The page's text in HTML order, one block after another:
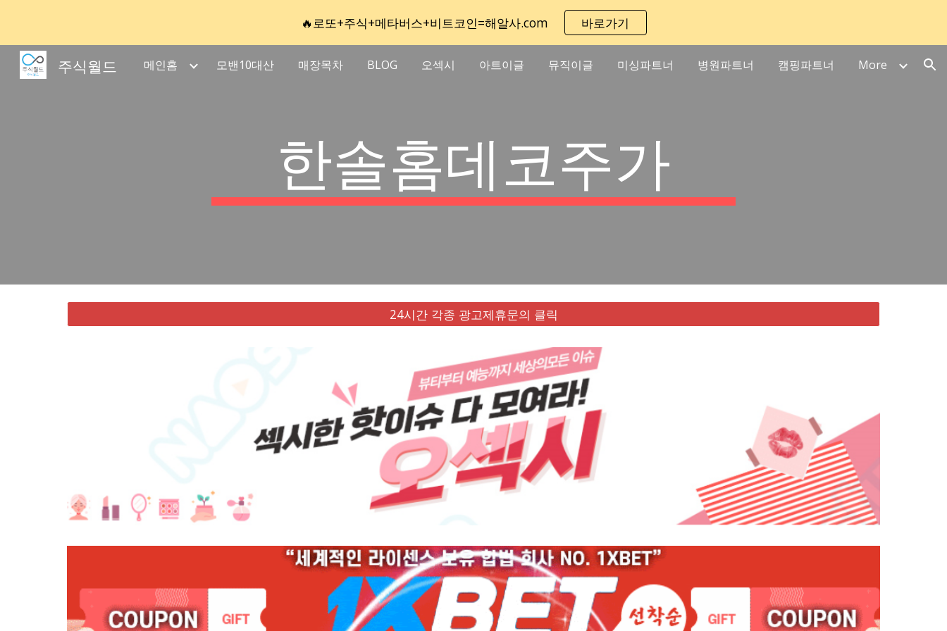
Skip to main content Skip to navigation
🔥로또+주식+메타버스+비트코인=해알사.com 바로가기
주식월드 메인홈 모밴10대산 매장목차 BLOG 오섹시 아트이글 뮤직이글 미싱파트너 병원파트너 캠핑파트너 More
한솔홈데코주가
24시간 각종 광고제휴문의 클릭